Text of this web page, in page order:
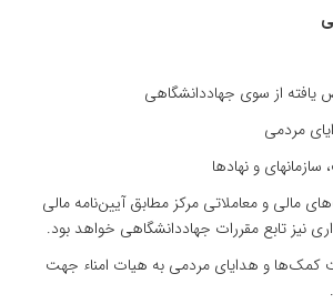
مالی و معاملاتی مرکز مطابق آیین‌نامه مالی
نیز تابع مقررات جهاددانشگاهی خواهد بود.
لیست کمک‌ها و هدایای مردمی به هیات امناء‌ جهت